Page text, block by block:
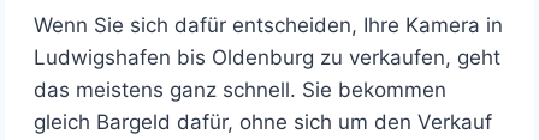
Wenn Sie sich dafür entscheiden, Ihre Kamera in
Ludwigshafen bis Oldenburg zu verkaufen, geht
das meistens ganz schnell. Sie bekommen
gleich Bargeld dafür, ohne sich um den Verkauf